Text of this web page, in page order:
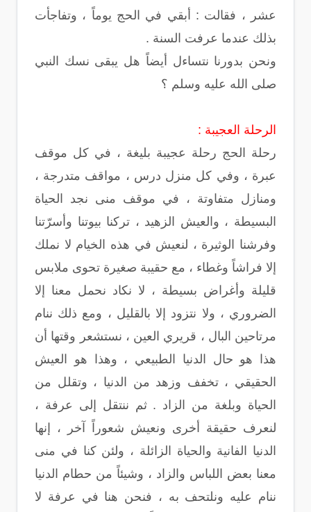
عشر ، فقالت : أبقي في الحج يوماً ، وتفاجأت
بذلك عندما عرفت السنة .
ونحن بدورنا نتساءل أيضاً هل يبقى نسك النبي
صلى الله عليه وسلم ؟
الرحلة العجيبة :
رحلة الحج رحلة عجيبة بليغة ، في كل موقف
عبرة ، وفي كل منزل درس ، مواقف متدرجة ،
ومنازل متفاوتة ، في موقف منى نجد الحياة
البسيطة ، والعيش الزهيد ، تركنا بيوتنا وأسرّتنا
وفرشنا الوثيرة ، لنعيش في هذه الخيام لا نملك
إلا فراشاً وغطاء ، مع حقيبة صغيرة تحوى ملابس
قليلة وأغراض بسيطة ، لا نكاد نحمل معنا إلا
الضروري ، ولا نتزود إلا بالقليل ، ومع ذلك ننام
مرتاحين البال ، قريري العين ، نستشعر وقتها أن
هذا هو حال الدنيا الطبيعي ، وهذا هو العيش
الحقيقي ، تخفف وزهد من الدنيا ، وتقلل من
الحياة وبلغة من الزاد . ثم ننتقل إلى عرفة ،
لنعرف حقيقة أخرى ونعيش شعوراً آخر ، إنها
الدنيا الفانية والحياة الزائلة ، ولئن كنا في منى
معنا بعض اللباس والزاد ، وشيئاً من حطام الدنيا
ننام عليه ونلتحف به ، فنحن هنا في عرفة لا